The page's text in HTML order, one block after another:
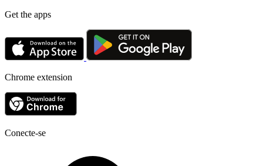
Get the apps
Chrome extension
Conecte-se